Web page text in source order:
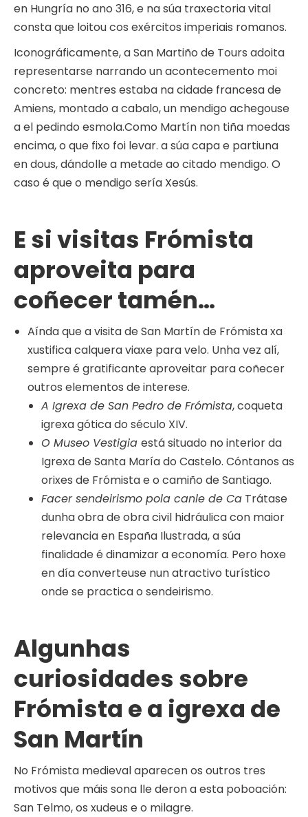
en Hungría no ano 316, e na súa traxectoria vital
consta que loitou cos exércitos imperiais romanos.
Iconográficamente, a San Martiño de Tours adoita
representarse narrando un acontecemento moi
concreto: mentres estaba na cidade francesa de
Amiens, montado a cabalo, un mendigo achegouse
a el pedindo esmola.Como Martín non tiña moedas
encima, o que fixo foi levar. a súa capa e partiuna
en dous, dándolle a metade ao citado mendigo. O
caso é que o mendigo sería Xesús.
E si visitas Frómista
aproveita para
coñecer tamén…
Aínda que a visita de San Martín de Frómista xa
xustifica calquera viaxe para velo. Unha vez alí,
sempre é gratificante aproveitar para coñecer
outros elementos de interese.
A Igrexa de San Pedro de Frómista, coqueta
igrexa gótica do século XIV.
O Museo Vestigia está situado no interior da
Igrexa de Santa María do Castelo. Cóntanos as
orixes de Frómista e o camiño de Santiago.
Facer sendeirismo pola canle de Ca Trátase
dunha obra de obra civil hidráulica con maior
relevancia en España Ilustrada, a súa
finalidade é dinamizar a economía. Pero hoxe
en día converteuse nun atractivo turístico
onde se practica o sendeirismo.
Algunhas
curiosidades sobre
Frómista e a igrexa de
San Martín
No Frómista medieval aparecen os outros tres
motivos que máis sona lle deron a esta poboación:
San Telmo, os xudeus e o milagre.